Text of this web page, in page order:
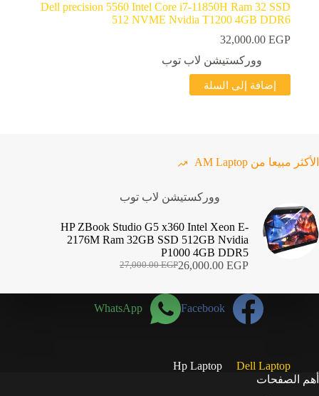
Dell precision 5560 Intel Core i7-11850H Ram 32 SSD
512 NVME Nvidia T1200 4GB DDR6
32,000.00 EGP
ووركستيشن لاب توب
إضافة إلى السلة
الأكثر مبيعا من AM Laptop
ووركستيشن لاب توب
HP ZBook Studio G5 x360 Intel Xeon E-
2176M Ram 32GB SSD 512GB Nvidia
P1000 4GB DDR5
27,000.00EGP
السعر
هو:
27,000.00 EGP.
26,000.00 EGP
السعر
هو:
26,000.00 EGP.Facebook
WhatsApp
Dell Laptop
Hp Laptop
أهم الصفحات